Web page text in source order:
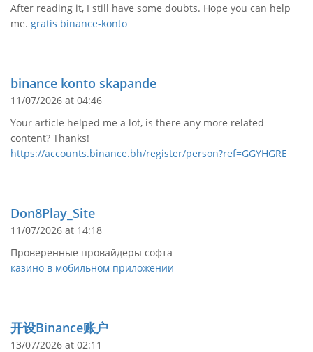
After reading it, I still have some doubts. Hope you can help
me. gratis binance-konto
binance konto skapande
11/07/2026 at 04:46
Your article helped me a lot, is there any more related
content? Thanks!
https://accounts.binance.bh/register/person?ref=GGYHGRE
Don8Play_Site
11/07/2026 at 14:18
Проверенные провайдеры софта
казино в мобильном приложении
开设Binance账户
13/07/2026 at 02:11